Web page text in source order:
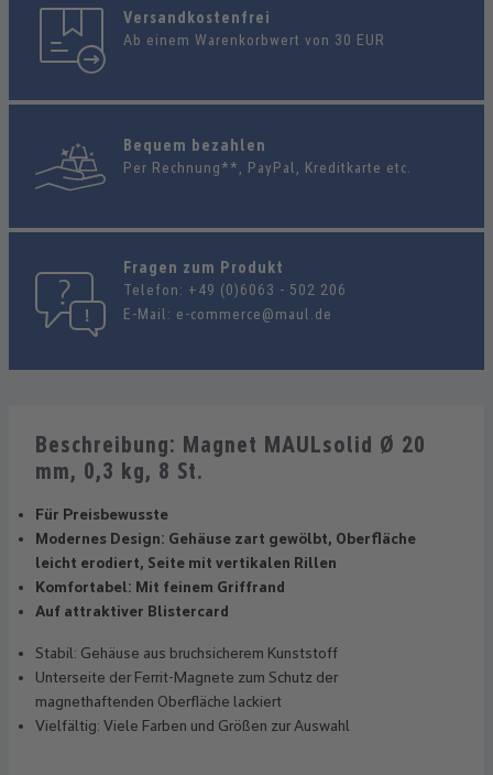
Versandkostenfrei
Ab einem Warenkorbwert von 30 EUR
Bequem bezahlen
Per Rechnung**, PayPal, Kreditkarte etc.
Fragen zum Produkt
Telefon: +49 (0)6063 - 502 206
E-Mail: e-commerce@maul.de
Beschreibung: Magnet MAULsolid Ø 20
mm, 0,3 kg, 8 St.
Für Preisbewusste
Modernes Design: Gehäuse zart gewölbt, Oberfläche
leicht erodiert, Seite mit vertikalen Rillen
Komfortabel: Mit feinem Griffrand
Auf attraktiver Blistercard
Stabil: Gehäuse aus bruchsicherem Kunststoff
Unterseite der Ferrit-Magnete zum Schutz der
magnethaftenden Oberfläche lackiert
Vielfältig: Viele Farben und Größen zur Auswahl